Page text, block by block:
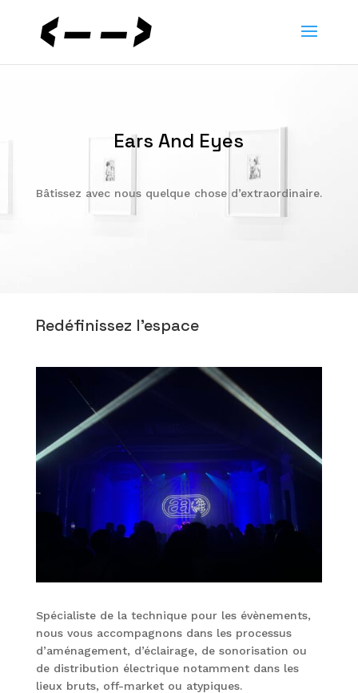
Ears And Eyes
Bâtissez avec nous quelque chose d’extraordinaire.
Redéfinissez l’espace
Spécialiste de la technique pour les évènements,
nous vous accompagnons dans les processus
d’aménagement, d’éclairage, de sonorisation ou
de distribution électrique notamment dans les
lieux bruts, off-market ou atypiques.